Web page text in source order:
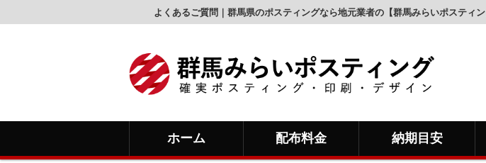
よくあるご質問｜群馬県のポスティングなら地元業者の【群馬みらいポスティ
ホーム 配布料金 納期目安